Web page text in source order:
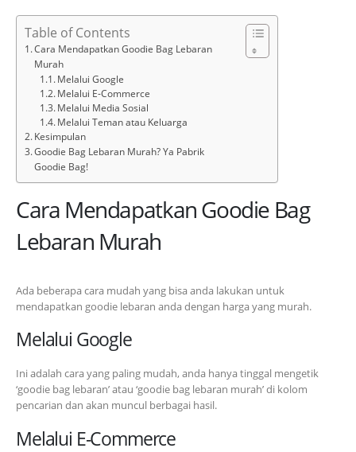
Table of Contents
Cara Mendapatkan Goodie Bag Lebaran
Murah
Melalui Google
Melalui E-Commerce
Melalui Media Sosial
Melalui Teman atau Keluarga
Kesimpulan
Goodie Bag Lebaran Murah? Ya Pabrik
Goodie Bag!
Cara Mendapatkan Goodie Bag
Lebaran Murah
Ada beberapa cara mudah yang bisa anda lakukan untuk
mendapatkan goodie lebaran anda dengan harga yang murah.
Melalui Google
Ini adalah cara yang paling mudah, anda hanya tinggal mengetik
‘goodie bag lebaran’ atau ‘goodie bag lebaran murah’ di kolom
pencarian dan akan muncul berbagai hasil.
Melalui E-Commerce